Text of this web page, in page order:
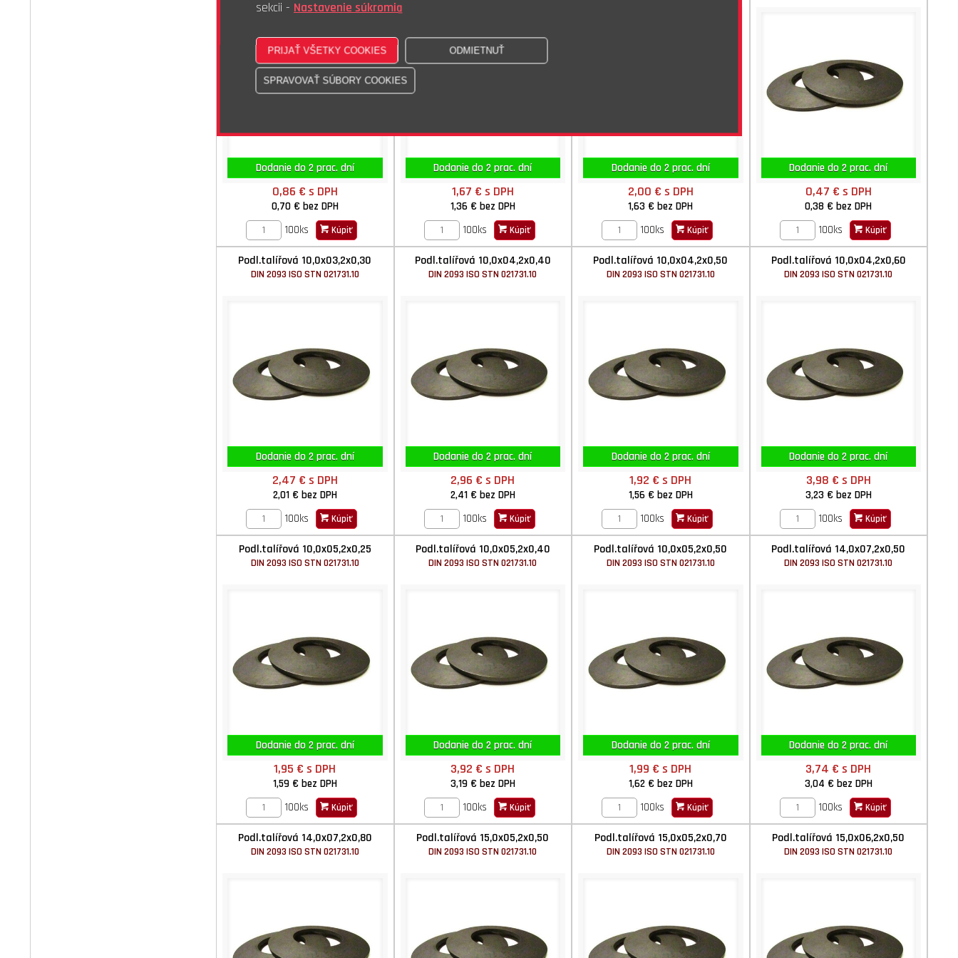
Dodanie do 2 prac. dní
0,86 € s DPH
0,70 € bez DPH
100ks
Kúpiť
Dodanie do 2 prac. dní
1,67 € s DPH
1,36 € bez DPH
100ks
Kúpiť
Dodanie do 2 prac. dní
2,00 € s DPH
1,63 €bez DPH
100ks
Kúpiť
Dodanie do 2 prac. dní
0,47 € s DPH
0,38 €bez DPH
100ks
Kúpiť
Podl.talířová 10,0x03,2x0,30
DIN 2093 ISO STN 021731.10
Dodanie do 2 prac. dní
2,47 € s DPH
2,01 € bez DPH
100ks
Kúpiť
Podl.talířová 10,0x04,2x0,40
DIN 2093 ISO STN 021731.10
Dodanie do 2 prac. dní
2,96 €s DPH
2,41 € bez DPH
100ks
Kúpiť
Podl.talířová 10,0x04,2x0,50
DIN 2093 ISO STN 021731.10
Dodanie do 2 prac. dní
1,92 €s DPH
1,56 € bez DPH
100ks
Kúpiť
Podl.talířová 10,0x04,2x0,60
DIN 2093 ISO STN 021731.10
Dodanie do 2 prac. dní
3,98 € s DPH
3,23 € bez DPH
100ks
Kúpiť
Podl.talířová 10,0x05,2x0,25
DIN 2093 ISO STN 021731.10
Dodanie do 2 prac. dní
1,95 €s DPH
1,59 € bez DPH
100ks
Kúpiť
Podl.talířová 10,0x05,2x0,40
DIN 2093 ISO STN 021731.10
Dodanie do 2 prac. dní
3,92 €s DPH
3,19 € bez DPH
100ks
Kúpiť
Podl.talířová 10,0x05,2x0,50
DIN 2093 ISO STN 021731.10
Dodanie do 2 prac. dní
1,99 €s DPH
1,62 € bez DPH
100ks
Kúpiť
Podl.talířová 14,0x07,2x0,50
DIN 2093 ISO STN 021731.10
Dodanie do 2 prac. dní
3,74 €s DPH
3,04 € bez DPH
100ks
Kúpiť
Podl.talířová 14,0x07,2x0,80
DIN 2093 ISO STN 021731.10
Podl.talířová 15,0x05,2x0,50
DIN 2093 ISO STN 021731.10
Podl.talířová 15,0x05,2x0,70
DIN 2093 ISO STN 021731.10
Podl.talířová 15,0x06,2x0,50
DIN 2093 ISO STN 021731.10
sekcii - Nastavenie súkromia